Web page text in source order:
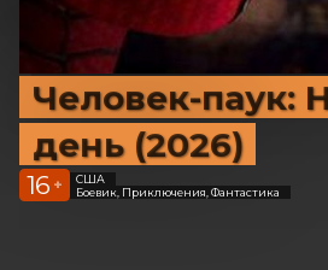
Человек-паук:
день (2026)
16 +
США
Боевик, Приключения, Фантастика